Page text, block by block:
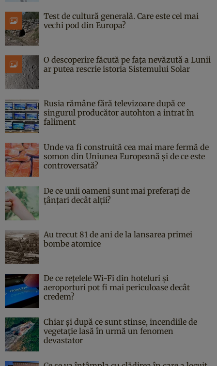
Test de cultură generală. Care este cel mai
vechi pod din Europa?
O descoperire făcută pe fața nevăzută a Lunii
ar putea rescrie istoria Sistemului Solar
Rusia rămâne fără televizoare după ce
singurul producător autohton a intrat în
faliment
Unde va fi construită cea mai mare fermă de
somon din Uniunea Europeană și de ce este
controversată?
De ce unii oameni sunt mai preferați de
țânțari decât alții?
Au trecut 81 de ani de la lansarea primei
bombe atomice
De ce rețelele Wi-Fi din hoteluri și
aeroporturi pot fi mai periculoase decât
credem?
Chiar și după ce sunt stinse, incendiile de
vegetație lasă în urmă un fenomen
devastator